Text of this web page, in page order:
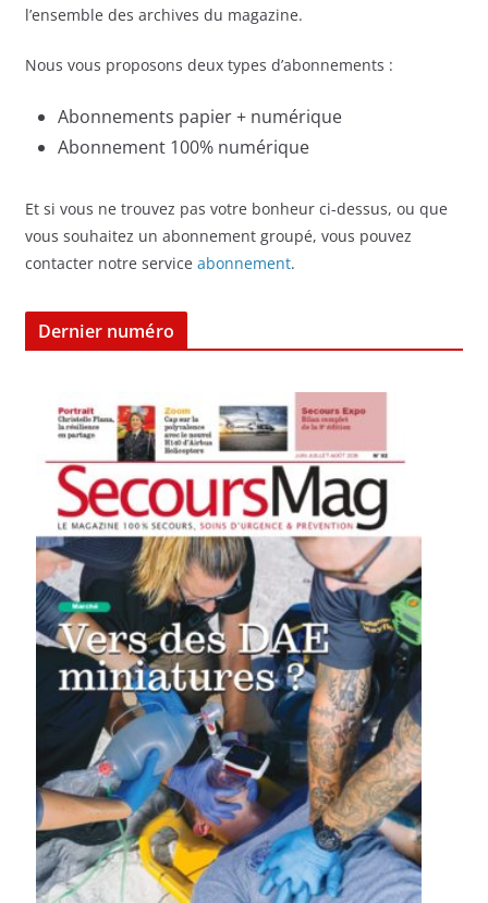
l’ensemble des archives du magazine.
Nous vous proposons deux types d’abonnements :
Abonnements papier + numérique
Abonnement 100% numérique
Et si vous ne trouvez pas votre bonheur ci-dessus, ou que
vous souhaitez un abonnement groupé, vous pouvez
contacter notre service abonnement.
Dernier numéro